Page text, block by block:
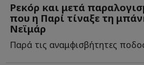
Ρεκόρ και μετά
που η Παρί τίναξε τη
Νεϊμάρ